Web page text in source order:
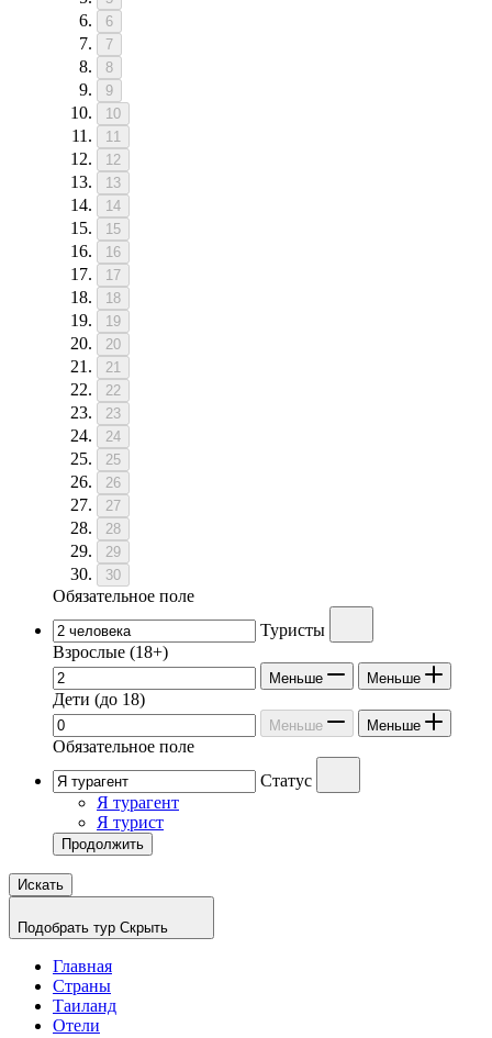
6
7
8
9
10
11
12
13
14
15
16
17
18
19
20
21
22
23
24
25
26
27
28
29
30
Обязательное поле
Туристы
Взрослые (18+)
Меньше Меньше
Дети (до 18)
Меньше Меньше
Обязательное поле
Статус
Я турагент
Я турист
Продолжить
Искать
Подобрать тур Скрыть
Главная
Страны
Таиланд
Отели